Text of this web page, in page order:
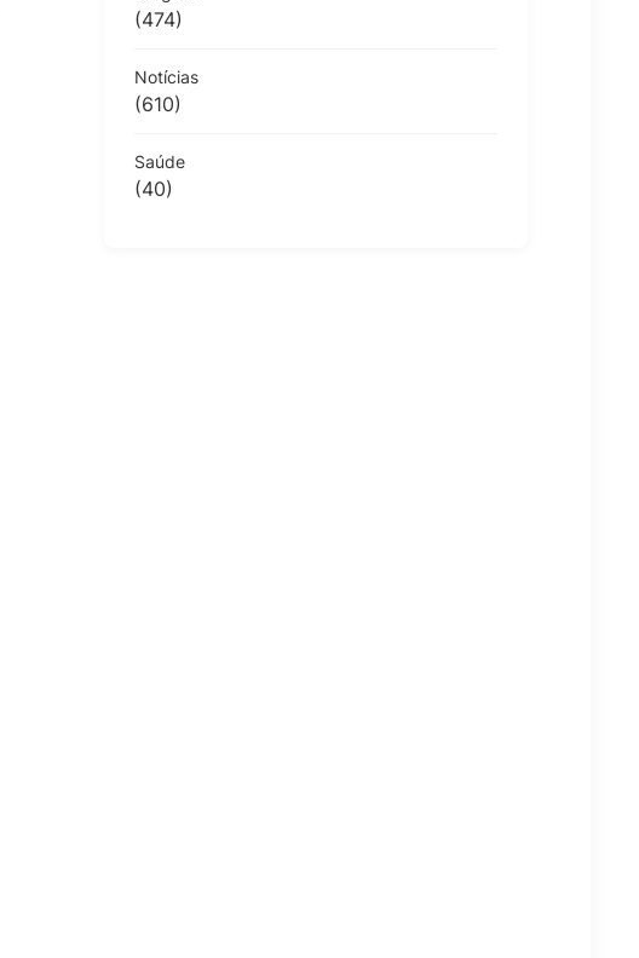
(474)
Notícias
(610)
Saúde
(40)